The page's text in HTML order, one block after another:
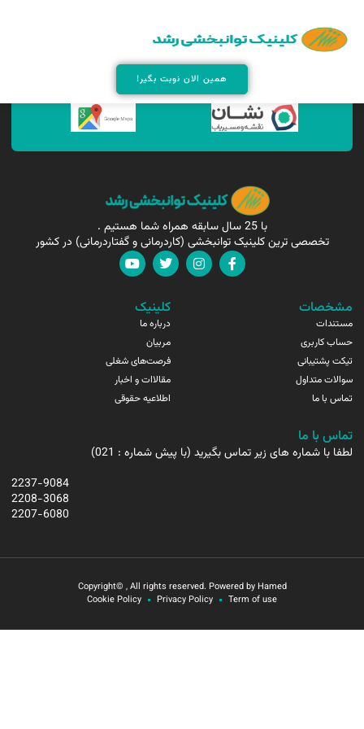
همین الان نوبت بگیر!
همین الان مارا پیدا کنید !
با 25 سال سابقه همراه شما هستیم .
تخصصی ترین کلینیک توانبخشی (کاردرمانی و گفتاردرمانی) در کشور
مشخصات
مستندات
حساب کاربری
تیکت پشتیبانی
سوالات متداول
تماس با ما
کلینیک
درباره ما
مربیان
فرصت‌های شغلی
مقالاات و اخبار
اطلاعیه حقوقی
تماس با ما
لطفا با شماره های زیر تماس بگیرید (با پیش شماره : 021)
2237-9084
2208-3068
2207-6080
Copyright© , All rights reserved. Powered by Hamed
Term of use
Privacy Policy
Cookie Policy